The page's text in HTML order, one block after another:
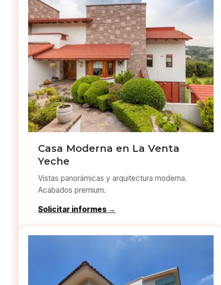
Casa Moderna en La Venta
Yeche
Vistas panorámicas y arquitectura moderna.
Acabados premium.
Solicitar informes →